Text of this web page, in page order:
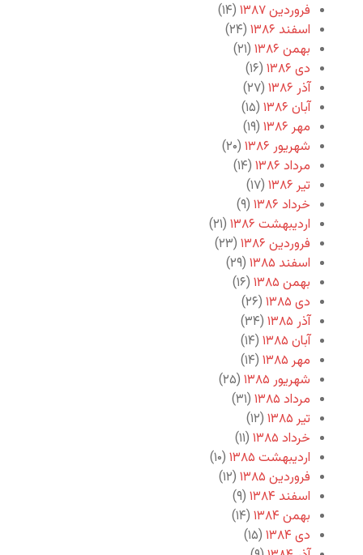
فروردین ۱۳۸۷
(۱۴)
اسفند ۱۳۸۶
(۲۴)
بهمن ۱۳۸۶
(۲۱)
دی ۱۳۸۶
(۱۶)
آذر ۱۳۸۶
(۲۷)
آبان ۱۳۸۶
(۱۵)
مهر ۱۳۸۶
(۱۹)
شهریور ۱۳۸۶
(۲۰)
مرداد ۱۳۸۶
(۱۴)
تیر ۱۳۸۶
(۱۷)
خرداد ۱۳۸۶
(۹)
اردیبهشت ۱۳۸۶
(۲۱)
فروردین ۱۳۸۶
(۲۳)
اسفند ۱۳۸۵
(۲۹)
بهمن ۱۳۸۵
(۱۶)
دی ۱۳۸۵
(۲۶)
آذر ۱۳۸۵
(۳۴)
آبان ۱۳۸۵
(۱۴)
مهر ۱۳۸۵
(۱۴)
شهریور ۱۳۸۵
(۲۵)
مرداد ۱۳۸۵
(۳۱)
تیر ۱۳۸۵
(۱۲)
خرداد ۱۳۸۵
(۱۱)
اردیبهشت ۱۳۸۵
(۱۰)
فروردین ۱۳۸۵
(۱۲)
اسفند ۱۳۸۴
(۹)
بهمن ۱۳۸۴
(۱۴)
دی ۱۳۸۴
(۱۵)